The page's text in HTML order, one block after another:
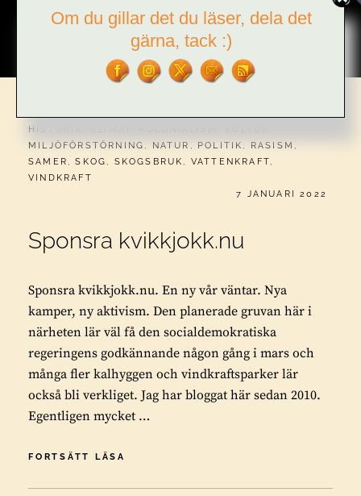
HISTORIA
MILJÖFÖRSTÖRNING , NATUR , POLITIK , RASISM ,
SAMER ,SKOG , SKOGSBRUK , VATTENKRAFT,
VINDKRAFT
PUBLICERAT
7 JANUARI 2022
Sponsra kvikkjokk.nu
Sponsra kvikkjokk.nu. En ny vår väntar. Nya
kamper, ny aktivism. Den planerade gruvan här i
närheten lär väl få den socialdemokratiska
regeringens godkännande någon gång i mars och
många fler kalhyggen och vindkraftsparker lär
också bli verkliget. Jag har bloggat här sedan 2010.
Egentligen mycket …
FORTSÄTT LÄSA
Om du gillar det du läser, dela det
gärna, tack :)